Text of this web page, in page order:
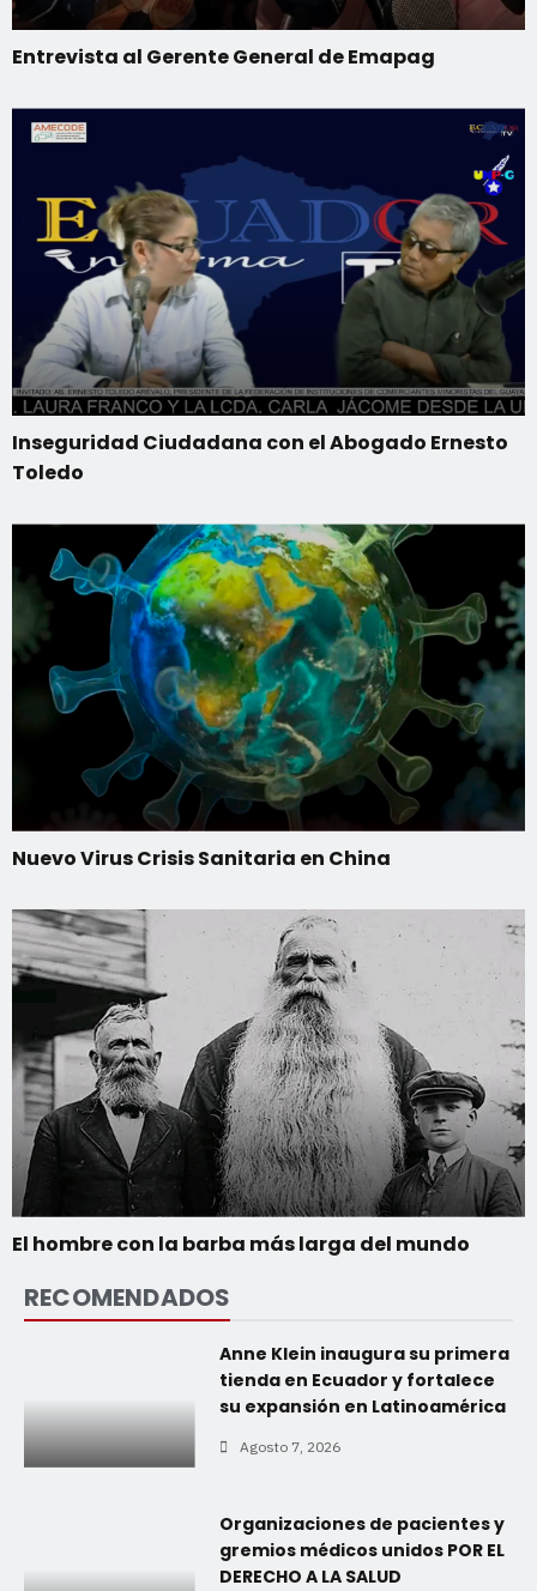
Entrevista al Gerente General de Emapag
Inseguridad Ciudadana con el Abogado Ernesto
Toledo
Nuevo Virus Crisis Sanitaria en China
El hombre con la barba más larga del mundo
RECOMENDADOS
Anne Klein inaugura su primera
tienda en Ecuador y fortalece
su expansión en Latinoamérica
Agosto 7, 2026
Organizaciones de pacientes y
gremios médicos unidos POR EL
DERECHO A LA SALUD